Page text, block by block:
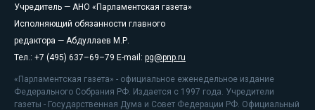
Учредитель — АНО «Парламентская газета»
Исполняющий обязанности главного
редактора — Абдуллаев М.Р.
Тел.: +7 (495) 637–69–79 E-mail: pg@pnp.ru
«Парламентская газета» - официальное еженедельное издание
Федерального Собрания РФ. Издается с 1997 года. Учредители
газеты - Государственная Дума и Совет Федерации РФ. Официальный